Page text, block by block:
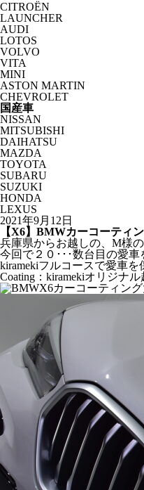
CITROËN
LAUNCHER
AUDI
LOTOS
VOLVO
VITA
MINI
ASTON MARTIN
CHEVROLET
国産車
NISSAN
MITSUBISHI
DAIHATSU
MAZDA
TOYOTA
SUBARU
SUZUKI
HONDA
LEXUS
2021年9月12日
【X6】BMWカーコーティ
兵庫県からお越しの、M様
今回で２０･･･数台目の愛車
kiramekiフルコースで愛車を
Coating：kiramekiオリジナ